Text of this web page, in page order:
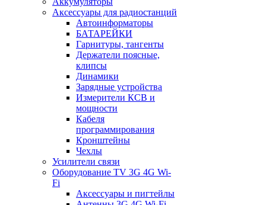
Аксессуары для радиостанций
Автоинформаторы
БАТАРЕЙКИ
Гарнитуры, тангенты
Держатели поясные,
клипсы
Динамики
Зарядные устройства
Измерители КСВ и
мощности
Кабеля
программирования
Кронштейны
Чехлы
Усилители связи
Оборудование TV 3G 4G Wi-
Fi
Аксессуары и пигтейлы